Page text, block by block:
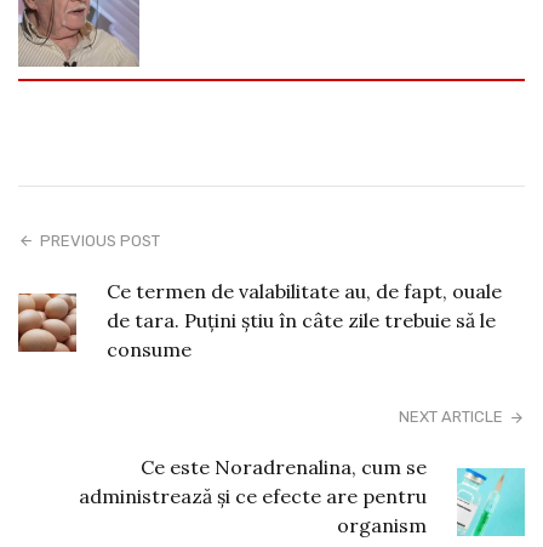
PREVIOUS POST
Ce termen de valabilitate au, de fapt, ouale
de tara. Puțini știu în câte zile trebuie să le
consume
NEXT ARTICLE
Ce este Noradrenalina, cum se
administrează și ce efecte are pentru
organism